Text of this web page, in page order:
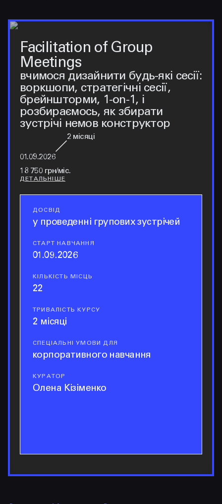
Facilitation of Group
Meetings
вчимося дизайнити будь-які сесії:
воркшопи, стратегічні сесії,
брейншторми, 1-on-1, і
розбираємось, як збирати
зустрічі немов конструктор
01.09.2026
2 місяці
18 750 грн/міс.
ДЕТАЛЬНІШЕ
досвід
ДОСВІД
у проведенні групових зустрічей
старт навчання
СТАРТ НАВЧАННЯ
01.09.2026
кількість місць
КІЛЬКІСТЬ МІСЦЬ
22
тривалість курсу
ТРИВАЛІСТЬ КУРСУ
2 місяці
спеціальні умови для
СПЕЦІАЛЬНІ УМОВИ ДЛЯ
корпоративного навчання
куратор
КУРАТОР
Олена Кізіменко